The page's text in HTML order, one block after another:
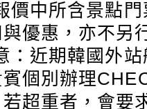
價中所含景點
優惠，亦不另
：近期韓國外
個別辦理
若超重者，會要